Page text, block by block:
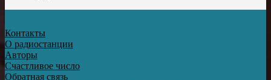
Контакты
О радиостанции
Авторы
Счастливое число
Обратная связь